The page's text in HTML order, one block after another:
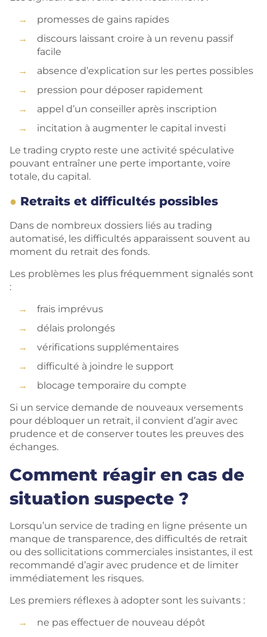
promesses de gains rapides
discours laissant croire à un revenu passif
facile
absence d’explication sur les pertes possibles
pression pour déposer rapidement
appel d’un conseiller après inscription
incitation à augmenter le capital investi
Le trading crypto reste une activité spéculative
pouvant entraîner une perte importante, voire
totale, du capital.
Retraits et difficultés possibles
Dans de nombreux dossiers liés au trading
automatisé, les difficultés apparaissent souvent au
moment du retrait des fonds.
Les problèmes les plus fréquemment signalés sont
:
frais imprévus
délais prolongés
vérifications supplémentaires
difficulté à joindre le support
blocage temporaire du compte
Si un service demande de nouveaux versements
pour débloquer un retrait, il convient d’agir avec
prudence et de conserver toutes les preuves des
échanges.
Comment réagir en cas de
situation suspecte ?
Lorsqu’un service de trading en ligne présente un
manque de transparence, des difficultés de retrait
ou des sollicitations commerciales insistantes, il est
recommandé d’agir avec prudence et de limiter
immédiatement les risques.
Les premiers réflexes à adopter sont les suivants :
ne pas effectuer de nouveau dépôt